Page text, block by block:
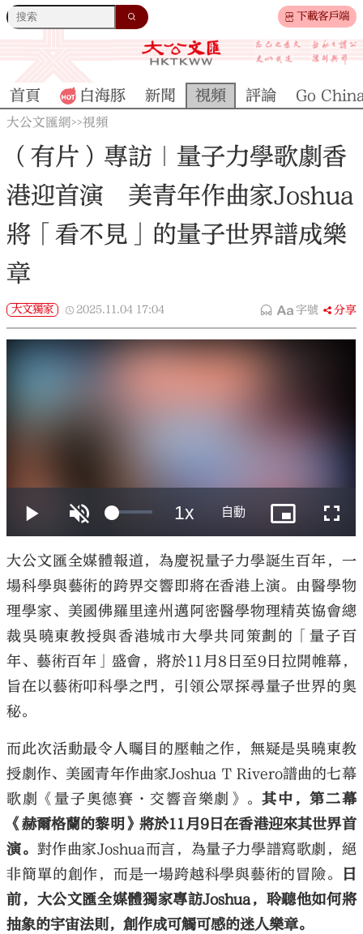
下載客戶端
首頁 白海豚 新聞 視頻 評論 Go
大公文匯網>>視頻
（有片）專訪｜量子力學歌劇香
港迎首演 美青年作曲家Joshua
將「看不見」的量子世界譜成樂
章
大文獨家 2025.11.04 17:04 字號 分享
大公文匯全媒體報道，為慶祝量子力學誕生百年，一
場科學與藝術的跨界交響即將在香港上演。由醫學物
理學家、美國佛羅里達州邁阿密醫學物理精英協會總
裁吳曉東教授與香港城市大學共同策劃的「量子百
年、藝術百年」盛會，將於11月8日至9日拉開帷幕，
旨在以藝術叩科學之門，引領公眾探尋量子世界的奧
秘。
而此次活動最令人矚目的壓軸之作，無疑是吳曉東教
授劇作、美國青年作曲家Joshua T Rivero譜曲的七幕
歌劇《量子奧德賽·交響音樂劇》。其中，第二幕
《赫爾格蘭的黎明》將於11月9日在香港迎來其世界首
演。 對作曲家Joshua而言，為量子力學譜寫歌劇，絕
非簡單的創作，而是一場跨越科學與藝術的冒險。
日
前，大公文匯全媒體獨家專訪Joshua，聆聽他如何將
抽象的宇宙法則，創作成可觸可感的迷人樂章。